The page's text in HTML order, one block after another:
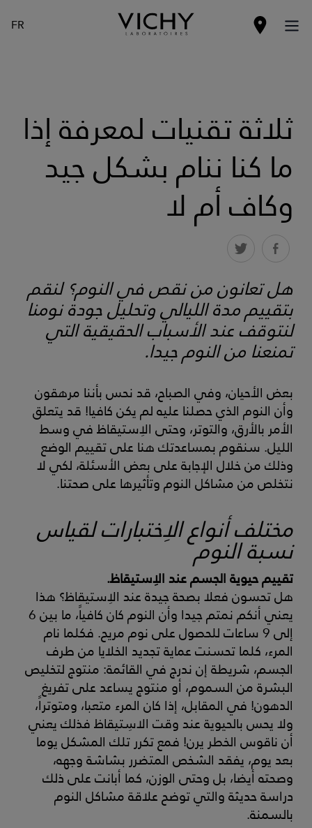
FR
ثلاثة تقنيات لمعرفة إذا
ما كنا ننام بشكل جيد
وكاف أم لا
هل تعانون من نقص في النوم؟ لنقم
بتقييم مدة الليالي وتحليل جودة نومنا
لنتوقف عند الأسباب الحقيقية التي
تمنعنا من النوم جيدا.
بعض الأحيان، وفي الصباح، قد نحس بأننا مرهقون
وأن النوم الذي حصلنا عليه لم يكن كافيا! قد يتعلق
الأمر بالأرق، والتوتر، وحتى الاِستيقاظ في وسط
الليل. سنقوم بمساعدتك هنا على تقييم الوضع
وذلك من خلال الإجابة على بعض الأسئلة، لكي لا
نتخلص من مشاكل النوم وتأثيرها على صحتنا.
مختلف أنواع الاِختبارات لقياس
نسبة النوم
تقييم حيوية الجسم عند الاِستيقاظ.
هل تحسون فعلا بصحة جيدة عند الاِستيقاظ؟ هذا
يعني أنكم نمتم جيدا وأن النوم كان كافياً، ما بين 6
إلى 9 ساعات للحصول على نوم مريح. فكلما نام
المرء، كلما تحسنت عماية تجديد الخلايا من طرف
الجسم، شريطة إن ندرج في القائمة: منتوج لتخليص
البشرة من السموم، أو منتوج يساعد على تفريغ
الدهون! في المقابل، إذا كان المرء متعبا، ومتوتراً،
ولا يحس بالحيوية عند وقت الاسِتيقاظ فذلك يعني
أن ناقوس الخطر يرن! فمع تكرر تلك المشكل يوما
بعد يوم، يفقد الشخص المتضرر بشاشة وجهه،
وصحته أيضا، بل وحتى الوزن، كما أبانت على ذلك
دراسة حديثة والتي توضح علاقة مشاكل النوم
بالسمنة.